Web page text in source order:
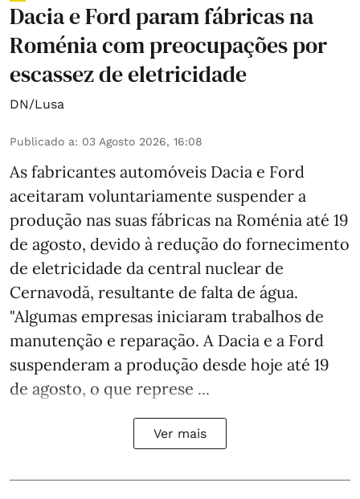
Dacia e Ford param fábricas na
Roménia com preocupações por
escassez de eletricidade
DN/Lusa
Publicado a: 03 Agosto 2026, 16:08
As fabricantes automóveis Dacia e Ford
aceitaram voluntariamente suspender a
produção nas suas fábricas na Roménia até 19
de agosto, devido à redução do fornecimento
de eletricidade da central nuclear de
Cernavodă, resultante de falta de água.
"Algumas empresas iniciaram trabalhos de
manutenção e reparação. A Dacia e a Ford
suspenderam a produção desde hoje até 19
de agosto, o que represe ...
Ver mais